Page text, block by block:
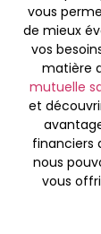
vous
de mieux
vos
matière
mutuelle
et
financiers
nous
vous